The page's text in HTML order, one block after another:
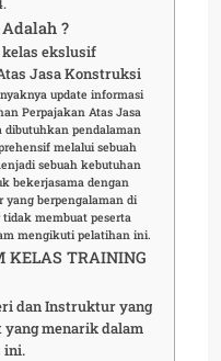
?
ekslusif
Jasa Konstruksi
update informasi
Perpajakan Atas Jasa
dibutuhkan pendalaman
melalui sebuah
sebuah kebutuhan
bekerjasama dengan
yang berpengalaman di
tidak membuat peserta
mengikuti pelatihan ini.
KELAS TRAINING
dan Instruktur yang
yang menarik dalam
ini.